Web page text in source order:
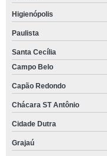
Higienópolis
Paulista
Santa Cecília
Campo Belo
Capão Redondo
Chácara ST Antônio
Cidade Dutra
Grajaú